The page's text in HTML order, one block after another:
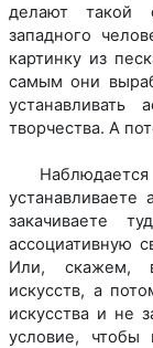
делают такой
западного
картинку из
самым они
устанавливать
творчества. А
устанавливаете
закачиваете
ассоциативную
Или, скажем,
искусств, а
искусства и не
условие,